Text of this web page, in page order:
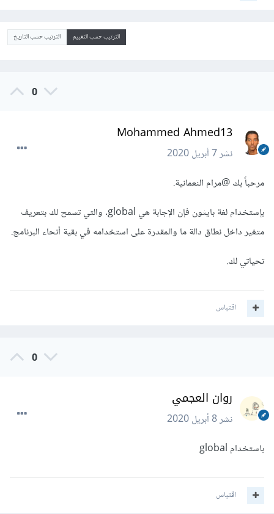
الترتيب حسب التقييم الترتيب حسب التاريخ
0
Mohammed Ahmed13
نشر7 أبريل 2020
مرحباً بك@مرام النعمانية.
بإستخدام لغة بايثون فإن الإجابة هي global. والتي تسمح لك بتعريف
متغير داخل نطاق دالة ما والمقدرة على استخدامه في بقية أنحاء البرنامج.
تحياتي لك.
اقتباس
0
روان العجمي
نشر8 أبريل 2020
باستخدام global
اقتباس